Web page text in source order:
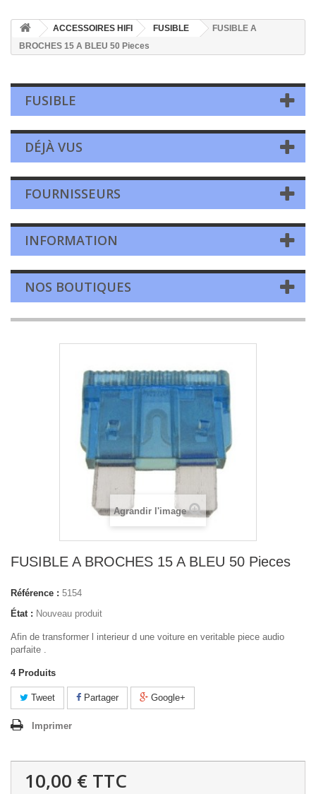
ACCESSOIRES HIFI FUSIBLE
FUSIBLE A
BROCHES 15 A BLEU 50 Pieces
FUSIBLE
DÉJÀ VUS
FOURNISSEURS
INFORMATION
NOS BOUTIQUES
Agrandir l'image
FUSIBLE A BROCHES 15 A BLEU 50 Pieces
Référence : 5154
État : Nouveau produit
Afin de transformer l interieur d une voiture en veritable piece audio
parfaite .
4 Produits
Tweet Partager Google+
Imprimer
10,00 € TTC